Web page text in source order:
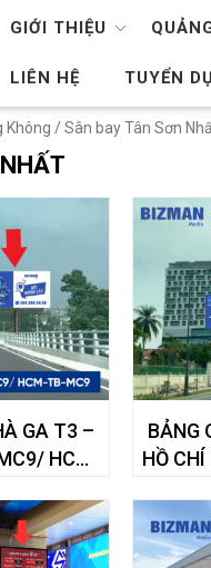
GIỚI THIỆU
LIÊN HỆ TUYỂN
Không / Sân bay Tân Sơn
GA T3 –
HCM-
BẢNG
HỒ